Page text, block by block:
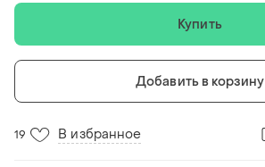
Купить
Добавить в корзину
19 В избранное